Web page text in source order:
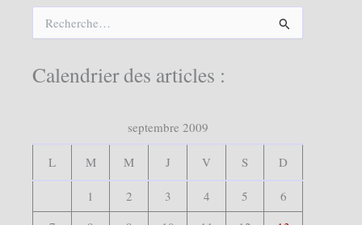
e
e
Calendrier des articles :
septembre 2009
L M M J V S D
1 2 3 4 5
6